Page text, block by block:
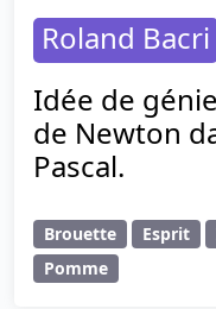
Roland Bacri
Idée de
de Newton
Pascal.
Brouette Esprit
Pomme